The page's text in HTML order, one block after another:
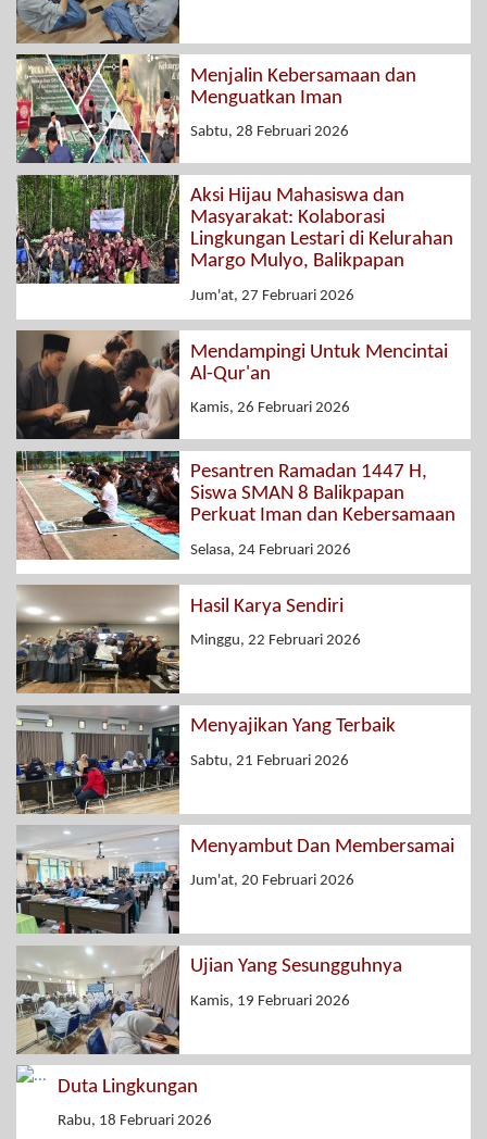
Menjalin Kebersamaan dan
Menguatkan Iman
Sabtu, 28 Februari 2026
Aksi Hijau Mahasiswa dan
Masyarakat: Kolaborasi
Lingkungan Lestari di Kelurahan
Margo Mulyo, Balikpapan
Jum'at, 27 Februari 2026
Mendampingi Untuk Mencintai
Al-Qur'an
Kamis, 26 Februari 2026
Pesantren Ramadan 1447 H,
Siswa SMAN 8 Balikpapan
Perkuat Iman dan Kebersamaan
Selasa, 24 Februari 2026
Hasil Karya Sendiri
Minggu, 22 Februari 2026
Menyajikan Yang Terbaik
Sabtu, 21 Februari 2026
Menyambut Dan Membersamai
Jum'at, 20 Februari 2026
Ujian Yang Sesungguhnya
Kamis, 19 Februari 2026
Duta Lingkungan
Rabu, 18 Februari 2026